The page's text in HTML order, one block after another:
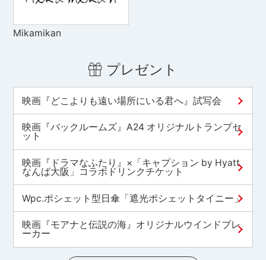
Mikamikan
プレゼント
映画『どこよりも遠い場所にいる君へ』試写会
映画『バックルームズ』A24 オリジナルトランプセ
ット
映画『ドラマなふたり』×「キャプション by Hyatt
なんば大阪」コラボドリンクチケット
Wpc.ポシェット型日傘「遮光ポシェットタイニー」
映画『モアナと伝説の海』オリジナルウインドブレ
ーカー